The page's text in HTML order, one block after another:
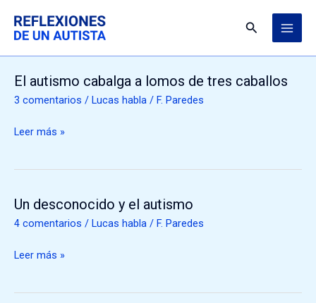
contenido
Buscar
El autismo cabalga a lomos de tres caballos
3 comentarios / Lucas habla / F. Paredes
El
autismo
a
caballos
Leer más »
Un desconocido y el autismo
4 comentarios / Lucas habla / F. Paredes
Un
desconocido
el
Leer más »